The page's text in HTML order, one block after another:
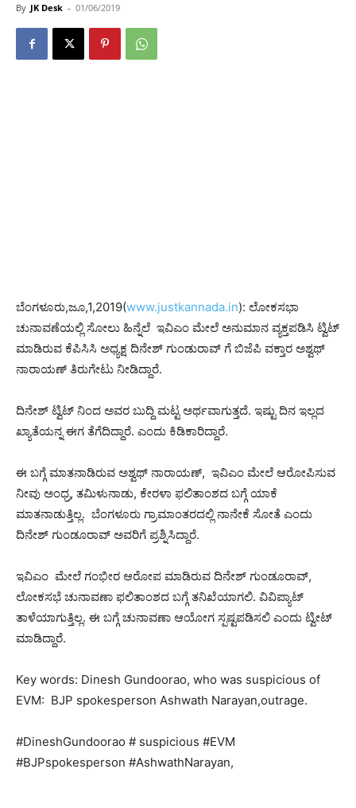
By JK Desk - 01/06/2019
ಬೆಂಗಳೂರು,ಜೂ,1,2019(www.justkannada.in): ಲೋಕಸಭಾ
ಚುನಾವಣೆಯಲ್ಲಿ ಸೋಲು ಹಿನ್ನೆಲೆ ಇವಿಎಂ ಮೇಲೆ ಅನುಮಾನ ವ್ಯಕ್ತಪಡಿಸಿ ಟ್ವಿಟ್
ಮಾಡಿರುವ ಕೆಪಿಸಿಸಿ ಅಧ್ಯಕ್ಷ ದಿನೇಶ್ ಗುಂಡುರಾವ್ ಗೆ ಬಿಜೆಪಿ ವಕ್ತಾರ ಅಶ್ವಥ್
ನಾರಾಯಣ್ ತಿರುಗೇಟು ನೀಡಿದ್ದಾರೆ.
ದಿನೇಶ್ ಟ್ವಿಟ್ ನಿಂದ ಅವರ ಬುದ್ದಿ ಮಟ್ಟ ಅರ್ಥವಾಗುತ್ತದೆ. ಇಷ್ಟು ದಿನ ಇಲ್ಲದ
ಖ್ಯಾತೆಯನ್ನ ಈಗ ತೆಗೆದಿದ್ದಾರೆ. ಎಂದು ಕಿಡಿಕಾರಿದ್ದಾರೆ.
ಈ ಬಗ್ಗೆ ಮಾತನಾಡಿರುವ ಅಶ್ವಥ್ ನಾರಾಯಣ್, ಇವಿಎಂ ಮೇಲೆ ಆರೋಪಿಸುವ
ನೀವು ಅಂಧ್ರ, ತಮಿಳುನಾಡು, ಕೇರಳಾ ಫಲಿತಾಂಶದ ಬಗ್ಗೆ ಯಾಕೆ
ಮಾತನಾಡುತ್ತಿಲ್ಲ. ಬೆಂಗಳೂರು ಗ್ರಾಮಾಂತರದಲ್ಲಿ ನಾನೇಕೆ ಸೋತೆ ಎಂದು
ದಿನೇಶ್ ಗುಂಡೂರಾವ್ ಅವರಿಗೆ ಪ್ರಶ್ನಿಸಿದ್ದಾರೆ.
ಇವಿಎಂ ಮೇಲೆ ಗಂಭೀರ ಆರೋಪ ಮಾಡಿರುವ ದಿನೇಶ್ ಗುಂಡೂರಾವ್,
ಲೋಕಸಭೆ ಚುನಾವಣಾ ಫಲಿತಾಂಶದ ಬಗ್ಗೆ ತನಿಖೆಯಾಗಲಿ. ವಿವಿಪ್ಯಾಟ್
ತಾಳೆಯಾಗುತ್ತಿಲ್ಲ. ಈ ಬಗ್ಗೆ ಚುನಾವಣಾ ಆಯೋಗ ಸ್ಪಷ್ಟಪಡಿಸಲಿ ಎಂದು ಟ್ವೀಟ್
ಮಾಡಿದ್ದಾರೆ.
Key words: Dinesh Gundoorao, who was suspicious of
EVM: BJP spokesperson Ashwath Narayan,outrage.
#DineshGundoorao # suspicious #EVM
#BJPspokesperson #AshwathNarayan,